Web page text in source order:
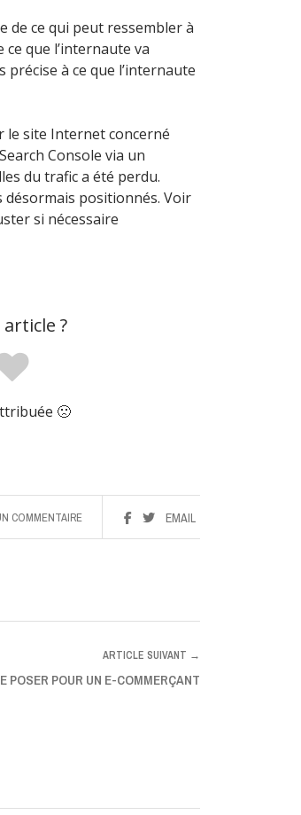
de ce qui peut ressembler à
que l’internaute va
à ce que l’internaute
le site Internet concerné
Console via un
du trafic a été perdu.
désormais positionnés. Voir
si nécessaire
?
🙁
EMAIL
COMMENTAIRE
ARTICLE SUIVANT →
POSER POUR UN E-COMMERÇANT